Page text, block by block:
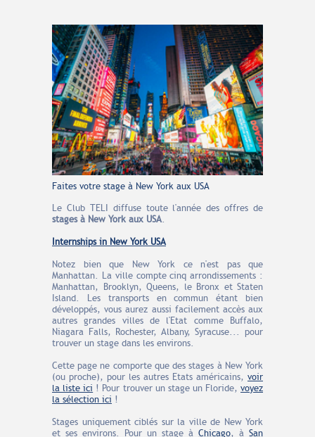
Faites votre stage à New York aux USA
Le Club TELI diffuse toute l'année des offres de
stages à New York aux USA.
Internships in New York USA
Notez bien que New York ce n'est pas que
Manhattan. La ville compte cinq arrondissements :
Manhattan, Brooklyn, Queens, le Bronx et Staten
Island. Les transports en commun étant bien
développés, vous aurez aussi facilement accès aux
autres grandes villes de l'Etat comme Buffalo,
Niagara Falls, Rochester, Albany, Syracuse... pour
trouver un stage dans les environs.
Cette page ne comporte que des stages à New York
(ou proche), pour les autres Etats américains, voir
la liste ici ! Pour trouver un stage un Floride,voyez
la sélection ici !
Stages uniquement ciblés sur la ville de New York
et ses environs. Pour un stage à Chicago, à San